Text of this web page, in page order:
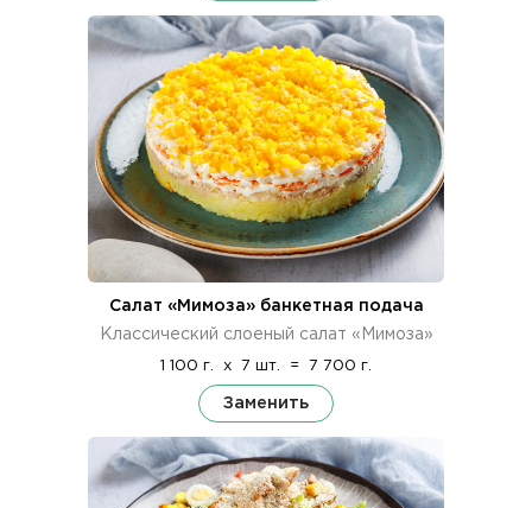
Салат «Мимоза» банкетная подача
Классический слоеный салат «Мимоза»
1 100 г. x 7 шт. = 7 700 г.
Заменить